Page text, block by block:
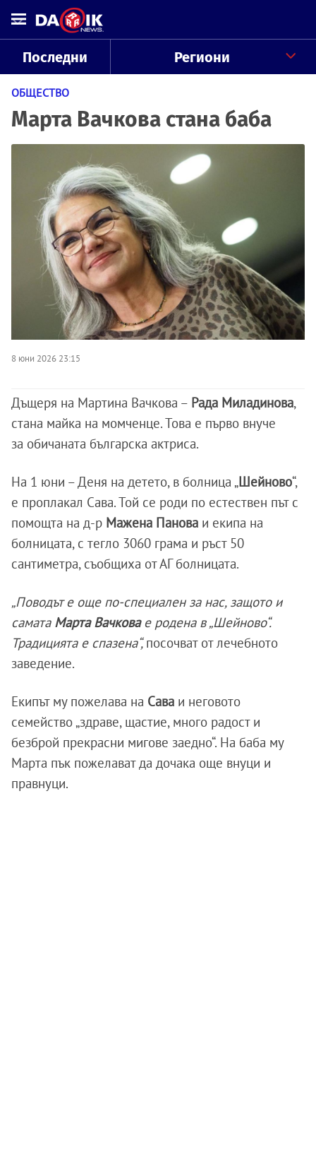
Последни Региони
ОБЩЕСТВО
Марта Вачкова стана баба
8 юни 2026 23:15
Дъщеря на Мартина Вачкова – Рада Миладинова,
стана майка на момченце. Това е първо внуче
за обичаната българска актриса.
На 1 юни – Деня на детето, в болница „Шейново“,
е проплакал Сава. Той се роди по естествен път с
помощта на д-р Мажена Панова и екипа на
болницата, с тегло 3060 грама и ръст 50
сантиметра, съобщиха от АГ болницата.
„Поводът е още по-специален за нас, защото и
самата Марта Вачковае родена в „Шейново“.
Традицията е спазена“,посочват от лечебното
заведение.
Екипът му пожелава на Сава и неговото
семейство „здраве, щастие, много радост и
безброй прекрасни мигове заедно“. На баба му
Марта пък пожелават да дочака още внуци и
правнуци.